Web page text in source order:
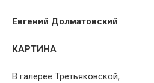
Евгений Долматовский
КАРТИНА
В галерее Третьяковской,